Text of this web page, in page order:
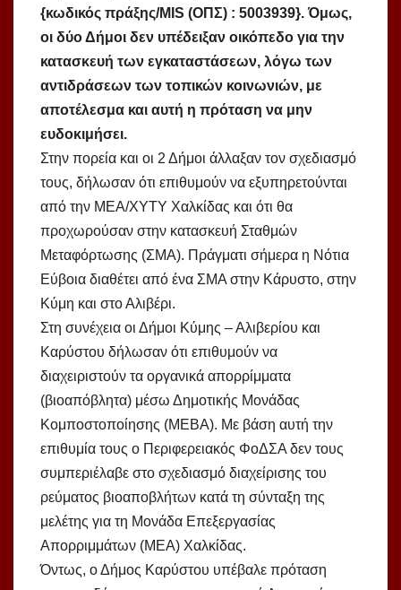
{κωδικός πράξης/MIS (ΟΠΣ) : 5003939}. Όμως,
οι δύο Δήμοι δεν υπέδειξαν οικόπεδο για την
κατασκευή των εγκαταστάσεων, λόγω των
αντιδράσεων των τοπικών κοινωνιών, με
αποτέλεσμα και αυτή η πρόταση να μην
ευδοκιμήσει.
Στην πορεία και οι 2 Δήμοι άλλαξαν τον σχεδιασμό
τους, δήλωσαν ότι επιθυμούν να εξυπηρετούνται
από την ΜΕΑ/ΧΥΤΥ Χαλκίδας και ότι θα
προχωρούσαν στην κατασκευή Σταθμών
Μεταφόρτωσης (ΣΜΑ). Πράγματι σήμερα η Νότια
Εύβοια διαθέτει από ένα ΣΜΑ στην Κάρυστο, στην
Κύμη και στο Αλιβέρι.
Στη συνέχεια οι Δήμοι Κύμης – Αλιβερίου και
Καρύστου δήλωσαν ότι επιθυμούν να
διαχειριστούν τα οργανικά απορρίμματα
(βιοαπόβλητα) μέσω Δημοτικής Μονάδας
Κομποστοποίησης (ΜΕΒΑ). Με βάση αυτή την
επιθυμία τους ο Περιφερειακός ΦοΔΣΑ δεν τους
συμπεριέλαβε στο σχεδιασμό διαχείρισης του
ρεύματος βιοαποβλήτων κατά τη σύνταξη της
μελέτης για τη Μονάδα Επεξεργασίας
Απορριμμάτων (ΜΕΑ) Χαλκίδας.
Όντως, ο Δήμος Καρύστου υπέβαλε πρόταση